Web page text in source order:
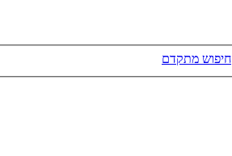
חיפוש מתקדם